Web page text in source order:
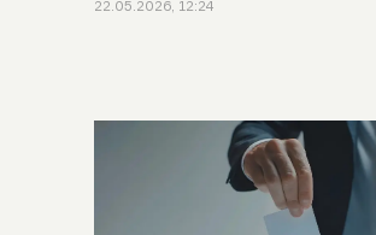
22.05.2026, 12:24